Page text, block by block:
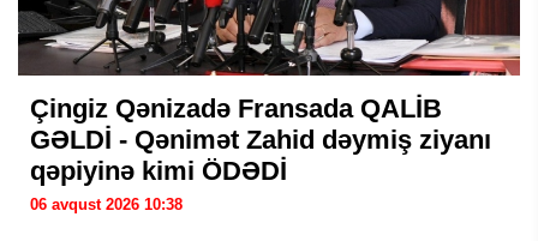
Çingiz Qənizadə Fransada QALİB
GƏLDİ - Qənimət Zahid dəymiş ziyanı
qəpiyinə kimi ÖDƏDİ
06 avqust 2026 10:38